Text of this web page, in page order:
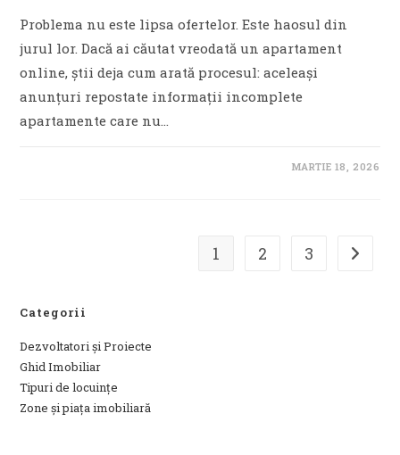
Problema nu este lipsa ofertelor. Este haosul din
jurul lor. Dacă ai căutat vreodată un apartament
online, știi deja cum arată procesul: aceleași
anunțuri repostate informații incomplete
apartamente care nu…
MARTIE 18, 2026
1 2 3 Go to
Categorii
Dezvoltatori și Proiecte
Ghid Imobiliar
Tipuri de locuințe
Zone și piața imobiliară